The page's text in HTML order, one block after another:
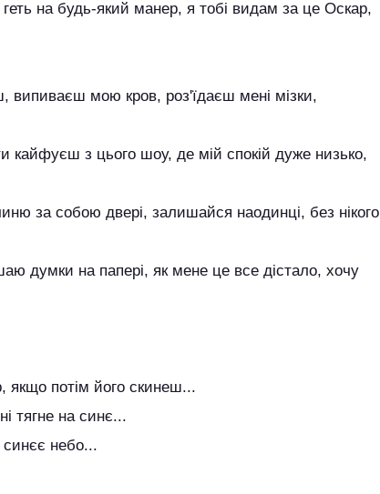
на будь-який манер, я тобі видам за це Оскар,
випиваєш мою кров, роз'їдаєш мені мізки,
кайфуєш з цього шоу, де мій спокій дуже низько,
за собою двері, залишайся наодинці, без нікого
думки на папері, як мене це все дістало, хочу
якщо потім його скинеш...
тягне на синє...
небо...